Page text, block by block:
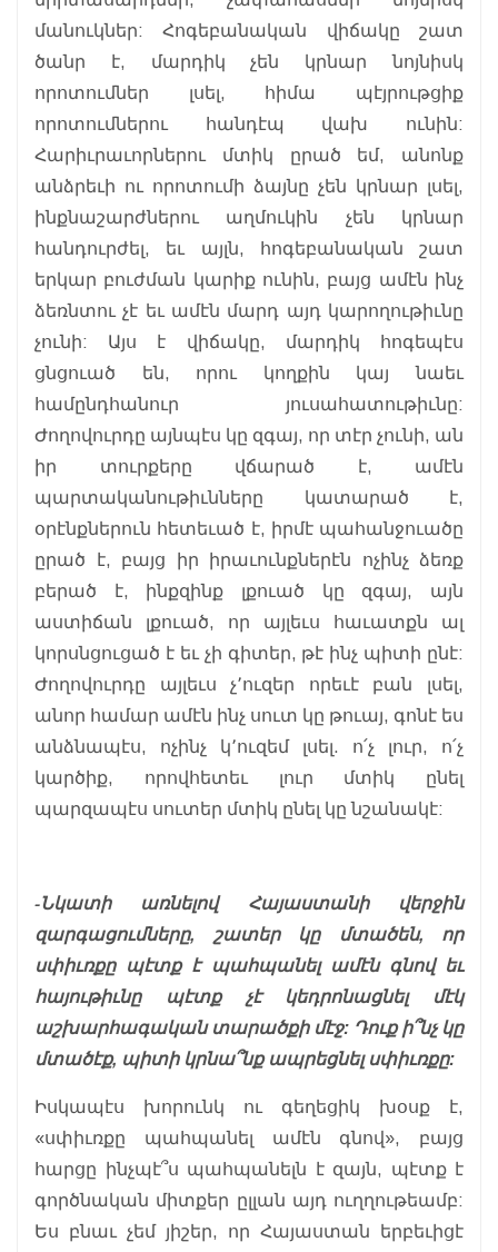
մանուկներ: Հոգեբանական վիճակը շատ
ծանր է, մարդիկ չեն կրնար նոյնիսկ
որոտումներ լսել, հիմա պէյրութցիք
որոտումներու հանդէպ վախ ունին:
Հարիւրաւորներու մտիկ ըրած եմ, անոնք
անձրեւի ու որոտումի ձայնը չեն կրնար լսել,
ինքնաշարժներու աղմուկին չեն կրնար
հանդուրժել, եւ այլն, հոգեբանական շատ
երկար բուժման կարիք ունին, բայց ամէն ինչ
ձեռնտու չէ եւ ամէն մարդ այդ կարողութիւնը
չունի: Այս է վիճակը, մարդիկ հոգեպէս
ցնցուած են, որու կողքին կայ նաեւ
համընդհանուր յուսահատութիւնը:
Ժողովուրդը այնպէս կը զգայ, որ տէր չունի, ան
իր տուրքերը վճարած է, ամէն
պարտականութիւնները կատարած է,
օրէնքներուն հետեւած է, իրմէ պահանջուածը
ըրած է, բայց իր իրաւունքներէն ոչինչ ձեռք
բերած է, ինքզինք լքուած կը զգայ, այն
աստիճան լքուած, որ այլեւս հաւատքն ալ
կորսնցուցած է եւ չի գիտեր, թէ ինչ պիտի ընէ:
Ժողովուրդը այլեւս չ՚ուզեր որեւէ բան լսել,
անոր համար ամէն ինչ սուտ կը թուայ, գոնէ ես
անձնապէս, ոչինչ կ՚ուզեմ լսել. ո՛չ լուր, ո՛չ
կարծիք, որովհետեւ լուր մտիկ ընել
պարզապէս սուտեր մտիկ ընել կը նշանակէ:
-Նկատի առնելով Հայաստանի վերջին
զարգացումները, շատեր կը մտածեն, որ
սփիւռքը պէտք է պահպանել ամէն գնով եւ
հայութիւնը պէտք չէ կեդրոնացնել մէկ
աշխարհագական տարածքի մէջ: Դուք ի՞նչ կը
մտածէք, պիտի կրնա՞նք ապրեցնել սփիւռքը:
Իսկապէս խորունկ ու գեղեցիկ խօսք է,
«սփիւռքը պահպանել ամէն գնով», բայց
հարցը ինչպէ՞ս պահպանելն է զայն, պէտք է
գործնական միտքեր ըլլան այդ ուղղութեամբ:
Ես բնաւ չեմ յիշեր, որ Հայաստան երբեւիցէ